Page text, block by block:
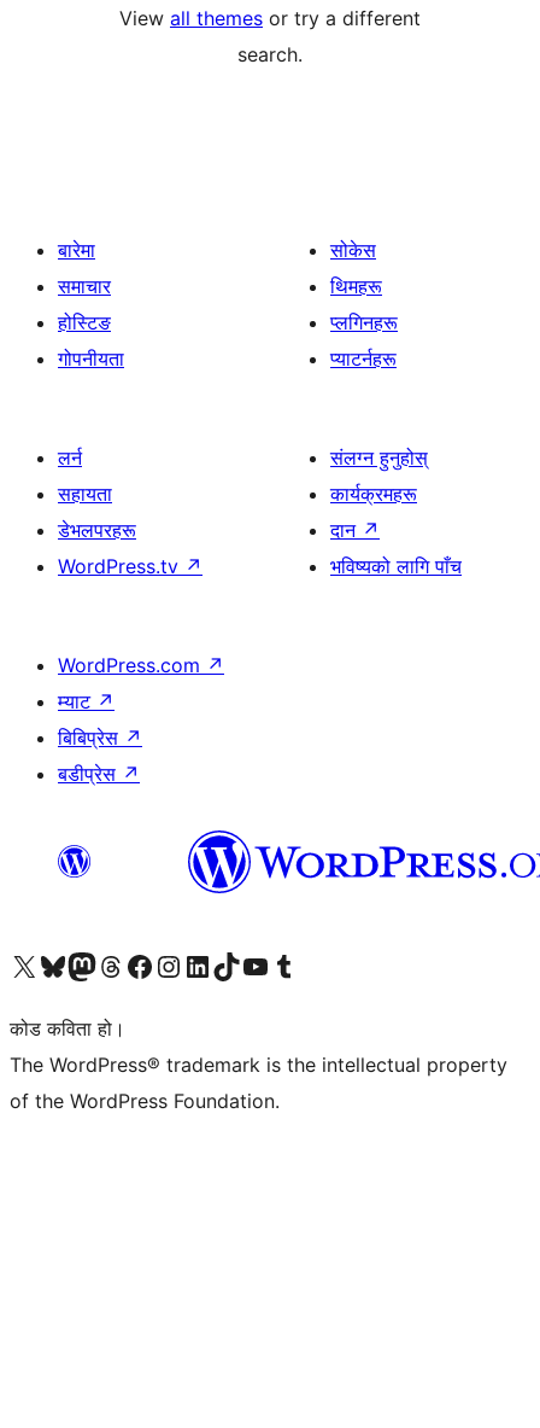
View all themes or try a different
search.
बारेमा
समाचार
होस्टिङ
गोपनीयता
सोकेस
थिमहरू
प्लगिनहरू
प्याटर्नहरू
लर्न
सहायता
डेभलपरहरू
WordPress.tv ↗
संलग्न हुनुहोस्
कार्यक्रमहरू
दान ↗
भविष्यको लागि पाँच
WordPress.com ↗
म्याट ↗
बिबिप्रेस ↗
बडीप्रेस ↗
हाम्रो X (पहिले ट्विटर) खातामा जानुहोस्
हाम्रो Bluesky खाता भ्रमण गर्नुहोस्
हाम्रो म्यास्टोडन खाता भ्रमण गर्नुहोस्
हाम्रो थ्रेड्स खातामा जानुहोस्
हाम्रो फेसबुक पेजमा जानुहोस्
हाम्रो इन्स्टाग्राम खातामा जानुहोस्
हाम्रो लिङ्क्डइन खातामा जानुहोस्
हाम्रो TikTok खाता भ्रमण गर्नुहोस्
हाम्रो युट्युब च्यानलमा जानुहोस्
हाम्रो टम्बलर खाता भ्रमण गर्नुहोस्
कोड कविता हो।
The WordPress® trademark is the intellectual property
of the WordPress Foundation.